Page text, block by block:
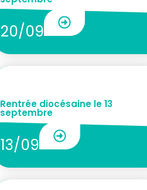
20/09
Rentrée diocésaine le 13
septembre
13/09